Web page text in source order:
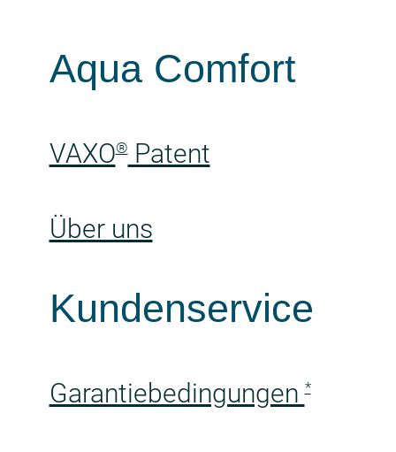
Aqua Comfort
VAXO®Patent
Über uns
Kundenservice
Garantiebedingungen*